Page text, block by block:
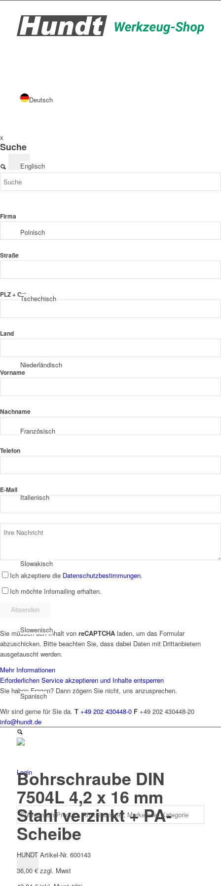
Deutsch
Englisch
Polnisch
Tschechisch
Niederländisch
Französisch
Italienisch
Slowakisch
Slowenisch
Spanisch
Login
x
Suche
Firma
Straße
PLZ + Ort
Land
Vorname
Nachname
Telefon
E-Mail
Ich akzeptiere die Datenschutzbestimmungen.
Ich möchte Infomailing erhalten.
Sie müssen den Inhalt von reCAPTCHA laden, um das Formular
abzuschicken. Bitte beachten Sie, dass dabei Daten mit Drittanbietern
ausgetauscht werden.
Mehr Informationen
Erforderlichen Service akzeptieren und Inhalte entsperren
Sie haben Fragen? Dann zögern Sie nicht, uns anzusprechen.
Wir sind gerne für Sie da. T +49 202 430448-0 F +49 202 430448-20
info@hundt.de
Bohrschraube DIN
7504L 4,2 x 16 mm
Stahl verzinkt + PA-
Scheibe
HUNDT Artikel-Nr. 600143
36,00 €zzgl. Mwst